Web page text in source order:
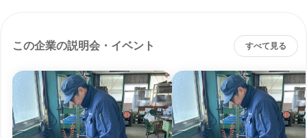
この企業の説明会・イベント すべて見る